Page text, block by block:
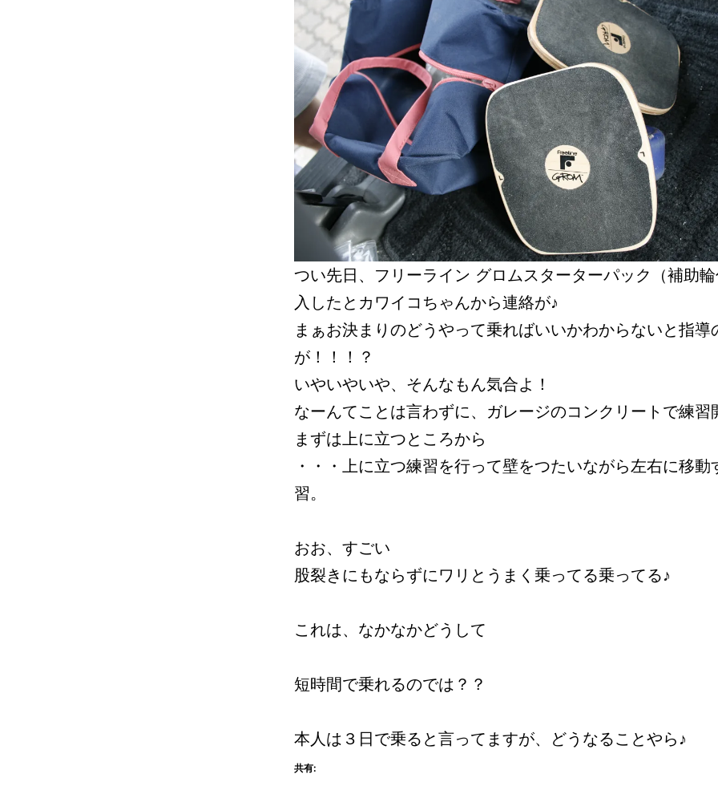
つい先日、フリーライン グロムスターターパック（補助
入したとカワイコちゃんから連絡が♪
まぁお決まりのどうやって乗ればいいかわからないと指導
が！！！？
いやいやいや、そんなもん気合よ！
なーんてことは言わずに、ガレージのコンクリートで練習
まずは上に立つところから
・・・上に立つ練習を行って壁をつたいながら左右に移動
習。
おお、すごい
股裂きにもならずにワリとうまく乗ってる乗ってる♪
これは、なかなかどうして
短時間で乗れるのでは？？
本人は３日で乗ると言ってますが、どうなることやら♪
共有: